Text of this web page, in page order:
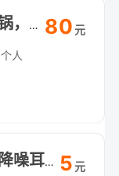
多伦多出电炖锅，煲汤煮粥慢炖，自提（Arthur Bonner Ave）
个人
80元
多伦多出睡眠降噪耳塞，助眠神器，自提（Arthur Bonner Ave） 5元